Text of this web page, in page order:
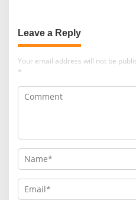
Leave a Reply
Your email address will not be
*